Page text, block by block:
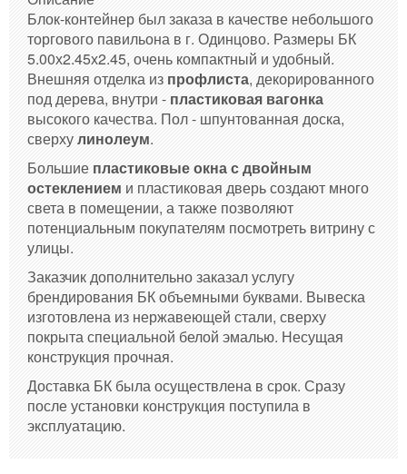
Блок-контейнер был заказа в качестве небольшого
торгового павильона в г. Одинцово. Размеры БК
5.00х2.45х2.45, очень компактный и удобный.
Внешняя отделка из профлиста, декорированного
под дерева, внутри - пластиковая вагонка
высокого качества. Пол - шпунтованная доска,
сверхулинолеум.
Большие пластиковые окна с двойным
остеклением и пластиковая дверь создают много
света в помещении, а также позволяют
потенциальным покупателям посмотреть витрину с
улицы.
Заказчик дополнительно заказал услугу
брендирования БК объемными буквами. Вывеска
изготовлена из нержавеющей стали, сверху
покрыта специальной белой эмалью. Несущая
конструкция прочная.
Доставка БК была осуществлена в срок. Сразу
после установки конструкция поступила в
эксплуатацию.